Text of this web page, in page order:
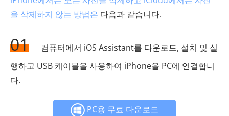
을 삭제하지 않는 방법은 다음과 같습니다.
01
컴퓨터에서 iOS Assistant를 다운로드, 설치 및 실
행하고 USB 케이블을 사용하여 iPhone을 PC에 연결합니
다.
PC용 무료 다운로드